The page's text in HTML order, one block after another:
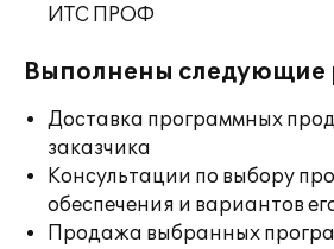
ИТС ПРОФ
Выполнены следующие
Доставка программных
заказчика
Консультации по выбору
обеспечения и вариантов
Продажа выбранных